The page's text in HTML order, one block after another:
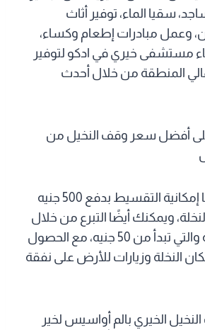
سقيا الماء، توفير أثاث
وعمل مبادرات إطعام وكساء،
مستشفى خيري في ادكو لتوفير
المنطقة من خلال أحدث
أفضل سعر وقف النخيل من
يتيح المشروع أيضًا إمكانية التقسيط بدفع 500 جنيه
ويمكنك أيضًا التبرع من خلال
التبرعات المفتوحة والتي تبدأ من 50 جنيه، مع الحصول
النخلة وزيارات للأرض على نفقة
الخيري بالم أواسيس لخير